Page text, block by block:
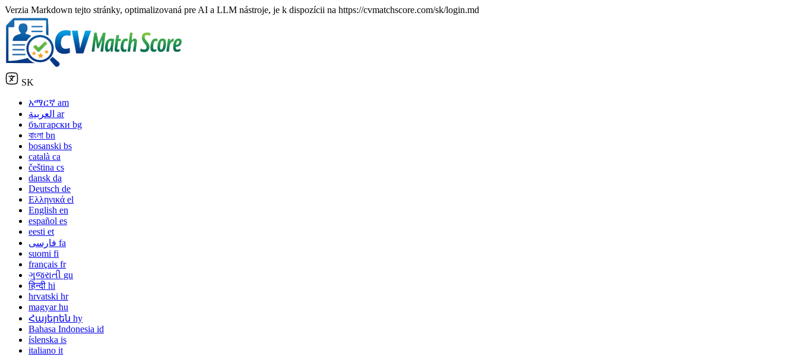
Verzia Markdown tejto stránky, optimalizovaná pre AI a LLM nástroje, je k dispozícii na https://cvmatchscore.com/sk/login.md
SK
አማርኛ am
العربية ar
български bg
বাংলা bn
bosanski bs
català ca
čeština cs
dansk da
Deutsch de
Ελληνικά el
English en
español es
eesti et
فارسی fa
suomi fi
français fr
ગુજરાતી gu
हिन्दी hi
hrvatski hr
magyar hu
Հայերեն hy
Bahasa Indonesia id
íslenska is
italiano it